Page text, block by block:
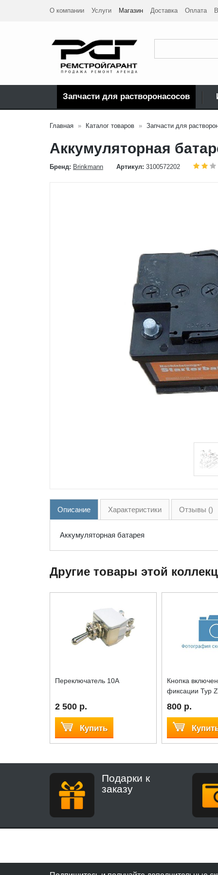
О компании Услуги Магазин Доставка Оплата
Запчасти для растворонасосов
Главная Каталог товаров Запчасти для
Аккумуляторная
Бренд: Brinkmann Артикул: 3100572202
Описание Характеристики Отзывы ()
Аккумуляторная батарея
Другие товары этой
Переключатель 10А
2 500 р.
Купить
Кнопка
фиксации Typ
800 р.
Подарки к
заказу